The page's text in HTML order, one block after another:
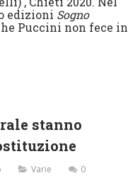
edizioni Sogno
Puccini non fece in
stanno
Varie 0